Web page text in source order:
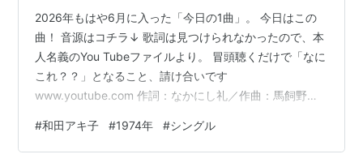
枚 という状態。アルバムも昨年１１月の「フリ
ー・ソウル 和田アキ子」は２５８３枚 と物足り
ない。
http://www.zakzak.co.jp/gei/2005_03/g2005032211.
html
2026年もはや6月に入った「今日の1曲」。 今日はこの
曲！ 音源はコチラ↓ 歌詞は見つけられなかったので、本
人名義のYou Tubeファイルより。 冒頭聴くだけで「なに
これ？？」となること、請け合いです
www.youtube.com 作詞：なかにし礼／作曲：馬飼野康
枚(オリコン最高96位) 1974(昭和49)年7月に発売され
た、和田アキ子さん20枚目のシングル曲です。 ▼奇怪す
#和田アキ子 #1974年 #シングル